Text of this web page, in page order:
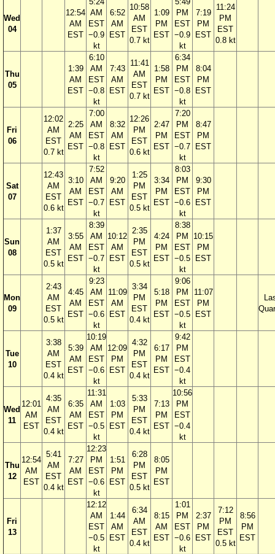
Wed
04
12:54
AM
EST
AM
EST
−0.9
kt
6:52
AM
EST
10:58
AM
EST
0.7 kt
1:09
PM
EST
PM
EST
−0.9
kt
7:19
PM
EST
11:24
PM
EST
0.8 kt
Thu
05
1:39
AM
EST
6:10
AM
EST
−0.8
kt
7:43
AM
EST
11:41
AM
EST
0.7 kt
1:58
PM
EST
6:34
PM
EST
−0.8
kt
8:04
PM
EST
Fri
06
12:02
AM
EST
0.7 kt
2:25
AM
EST
7:00
AM
EST
−0.8
kt
8:32
AM
EST
12:26
PM
EST
0.6 kt
2:47
PM
EST
7:20
PM
EST
−0.7
kt
8:47
PM
EST
Sat
07
12:43
AM
EST
0.6 kt
3:10
AM
EST
7:52
AM
EST
−0.7
kt
9:20
AM
EST
1:25
PM
EST
0.5 kt
3:34
PM
EST
8:03
PM
EST
−0.6
kt
9:30
PM
EST
Sun
08
1:37
AM
EST
0.5 kt
3:55
AM
EST
8:39
AM
EST
−0.7
kt
10:12
AM
EST
2:35
PM
EST
0.5 kt
4:24
PM
EST
8:38
PM
EST
−0.5
kt
10:15
PM
EST
Mon
09
2:43
AM
EST
0.5 kt
4:45
AM
EST
9:23
AM
EST
−0.6
kt
11:09
AM
EST
3:34
PM
EST
0.4 kt
5:18
PM
EST
9:06
PM
EST
−0.5
kt
11:07
PM
EST
Tue
10
3:38
AM
EST
0.4 kt
5:39
AM
EST
10:19
AM
EST
−0.6
kt
12:09
PM
EST
4:32
PM
EST
0.4 kt
6:17
PM
EST
9:42
PM
EST
−0.4
kt
Wed
11
12:01
AM
EST
4:35
AM
EST
0.4 kt
6:35
AM
EST
11:31
AM
EST
−0.5
kt
1:03
PM
EST
5:33
PM
EST
0.4 kt
7:13
PM
EST
10:56
PM
EST
−0.4
kt
Thu
12
12:54
AM
EST
5:41
AM
EST
0.4 kt
7:27
AM
EST
12:23
PM
EST
−0.6
kt
1:51
PM
EST
6:28
PM
EST
0.5 kt
8:05
PM
EST
Fri
13
12:12
AM
EST
−0.5
kt
1:44
AM
EST
6:34
AM
EST
0.4 kt
8:15
AM
EST
1:01
PM
EST
−0.6
kt
2:37
PM
EST
7:12
PM
EST
0.5 kt
8:56
PM
EST